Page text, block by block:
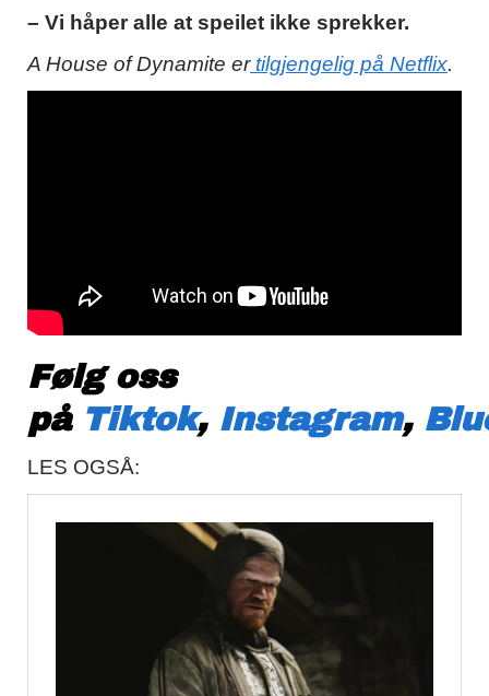
– Vi håper alle at speilet ikke sprekker.
A House of Dynamite ertilgjengelig på Netflix.
Følg oss
påTiktok, Instagram,
LES OGSÅ: